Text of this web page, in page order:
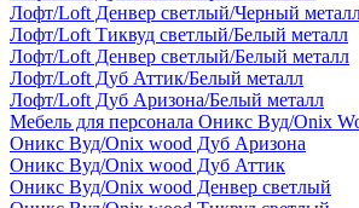
Лофт/Loft Денвер светлый/Черный
Лофт/Loft Тиквуд светлый/Белый металл
Лофт/Loft Денвер светлый/Белый металл
Лофт/Loft Дуб Аттик/Белый металл
Лофт/Loft Дуб Аризона/Белый металл
Мебель для персонала Оникс Вуд/Onix
Оникс Вуд/Onix wood Дуб Аризона
Оникс Вуд/Onix wood Дуб Аттик
Оникс Вуд/Onix wood Денвер светлый